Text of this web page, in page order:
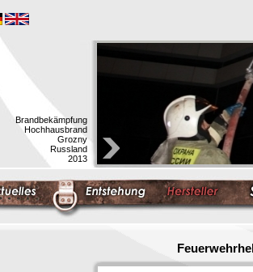
Brandbekämpfung
Hochhausbrand
Grozny
Russland
2013